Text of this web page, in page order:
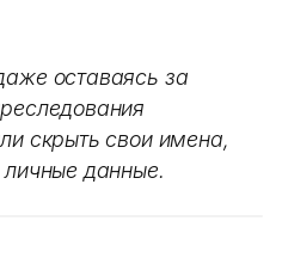
оставаясь за
скрыть свои имена,
данные.